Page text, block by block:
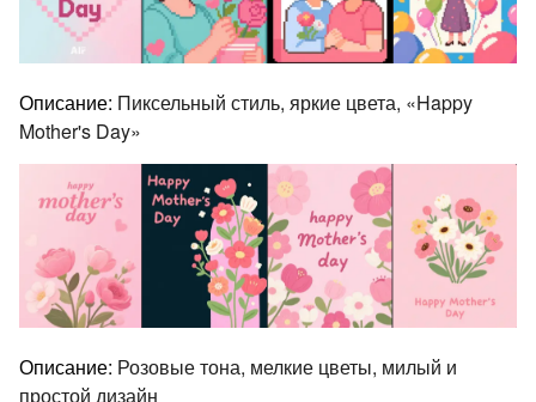
Описание: Пиксельный стиль, яркие цвета, «Happy
Mother's Day»
Описание: Розовые тона, мелкие цветы, милый и
простой дизайн